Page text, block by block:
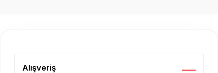
Ürün açıklamasında eksik bilgiler bulunuyor.
Alışveriş